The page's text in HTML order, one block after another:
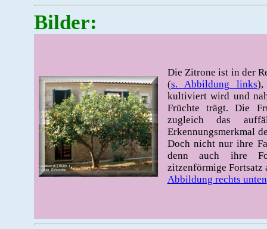
Bilder:
Die Zitrone ist in der
(s. Abbildung links),
kultiviert wird und
Früchte trägt. Die
zugleich das
Erkennungsmerkmal
Doch nicht nur ihre
denn auch ihre
zitzenförmige Fortsatz
Abbildung rechts unten